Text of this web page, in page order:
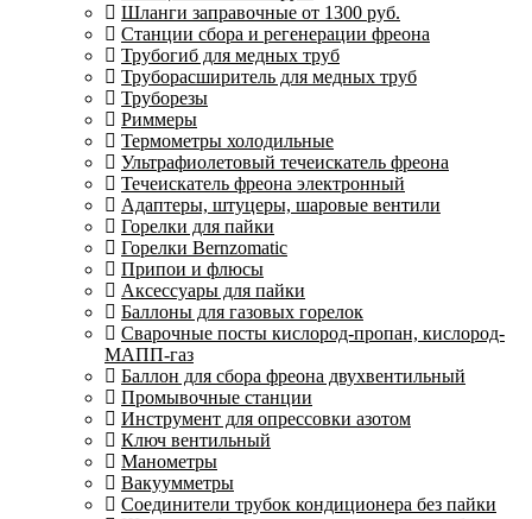
Шланги заправочные от 1300 руб.
Станции сбора и регенерации фреона
Трубогиб для медных труб
Труборасширитель для медных труб
Труборезы
Риммеры
Термометры холодильные
Ультрафиолетовый течеискатель фреона
Течеискатель фреона электронный
Адаптеры, штуцеры, шаровые вентили
Горелки для пайки
Горелки Bernzomatic
Припои и флюсы
Аксессуары для пайки
Баллоны для газовых горелок
Сварочные посты кислород-пропан, кислород-
МАПП-газ
Баллон для сбора фреона двухвентильный
Промывочные станции
Инструмент для опрессовки азотом
Ключ вентильный
Манометры
Вакуумметры
Соединители трубок кондиционера без пайки